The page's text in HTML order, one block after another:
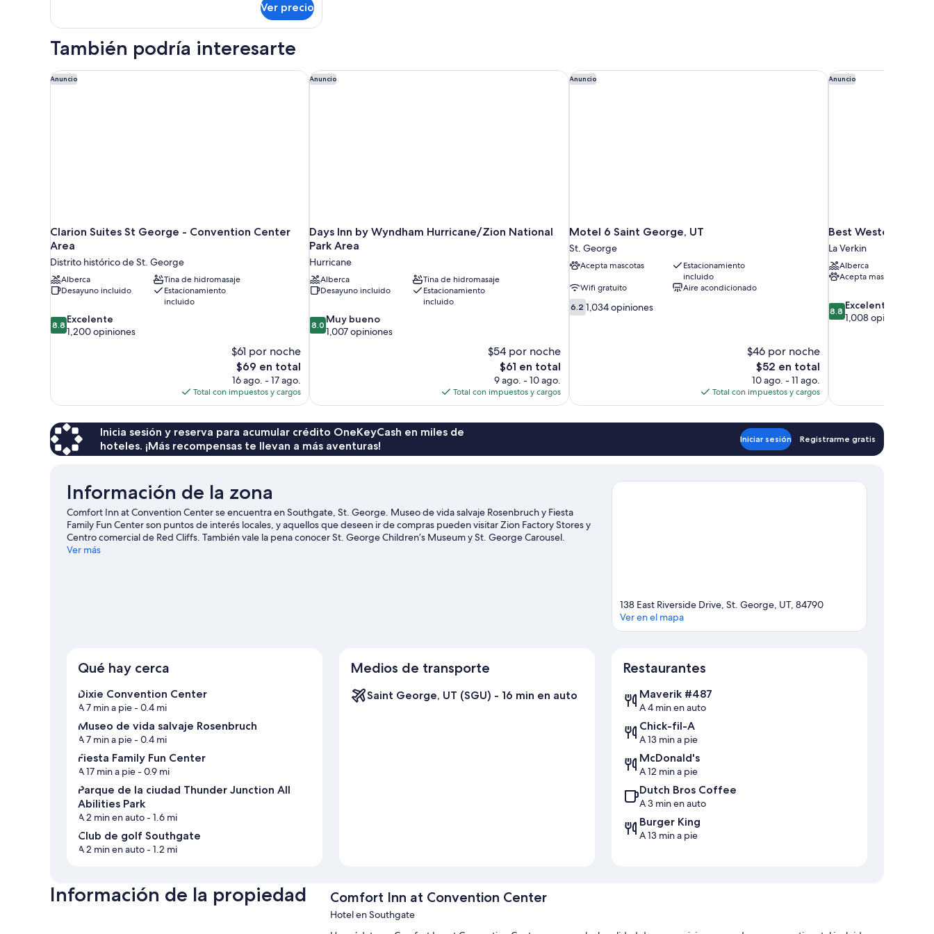
Bed,
Non
Smoking
1
Bed,
Non
Smoking
Ver precio
También podría interesarte
Anuncio
Clarion Suites St George - Convention Center
Area
Distrito histórico de St. George
Alberca
Tina de hidromasaje
Desayuno incluido
Estacionamiento
incluido
8.8
de
8.8 Excelente
1,200 opiniones
$61 por noche
El
precio
actual
es
$69
$69 en total
16 ago. - 17 ago.
Total con impuestos y cargos
Clarion Suites St George - Convention Center AreaAnuncio
Days Inn by Wyndham Hurricane/Zion National
Park Area
Hurricane
Alberca
Tina de hidromasaje
Desayuno incluido
Estacionamiento
incluido
8.0
de
8.0 Muy bueno
1,007 opiniones
$54 por noche
El
precio
actual
es
$61 en total
9 ago. - 10 ago.
Total con impuestos y cargos
Days Inn by Wyndham Hurricane/Zion National Park Area
Anuncio
Motel 6 Saint George, UT
St. George
Acepta mascotas
Estacionamiento
incluido
Wifi gratuito
Aire acondicionado
6.2
de
6.2 1,034 opiniones
$46 por noche
El
precio
actual
es
$52
$52 en total
10 ago. - 11 ago.
Total con impuestos y cargos
Motel 6 Saint George, UT Anuncio
Best Western Plus
La Verkin
Alberca
Acepta mascotas
8.8
de
8.8 Excelente
1,008 opiniones
Best Western Plus
Inicia sesión y reserva para acumular crédito OneKeyCash en miles de
hoteles. ¡Más recompensas te llevan a más aventuras!
Iniciar sesión Registrarme gratis
Información de la zona
Comfort Inn at Convention Center se encuentra en Southgate, St. George. Museo de vida salvaje Rosenbruch y Fiesta
Family Fun Center son puntos de interés locales, y aquellos que deseen ir de compras pueden visitar Zion Factory Stores y
Centro comercial de Red Cliffs. También vale la pena conocer St. George Children’s Museum y St. George Carousel.
Encontrarás muchas opciones para conocer la zona con actividades como golf.
Ver más
138 East Riverside Drive, St. George, UT, 84790
Ver en el mapa
Qué hay cerca
Dixie Convention Center
A 7 min a pie- 0.4 mi
Museo de vida salvaje Rosenbruch
A 7 min a pie- 0.4 mi
Fiesta Family Fun Center
A 17 min a pie- 0.9 mi
Parque de la ciudad Thunder Junction All
Abilities Park
A 2 min en auto- 1.6 mi
Club de golf Southgate
A 2 min en auto- 1.2 mi
Medios de transporte
Saint George, UT (SGU) - 16 min en auto
Restaurantes
Maverik #487
A 4 min en auto
Chick-fil-A
A 13 min a pie
McDonald's
A 12 min a pie
Dutch Bros Coffee
A 3 min en auto
Burger King
A 13 min a pie
Información de la propiedad Comfort Inn at Convention Center
Hotel en Southgate